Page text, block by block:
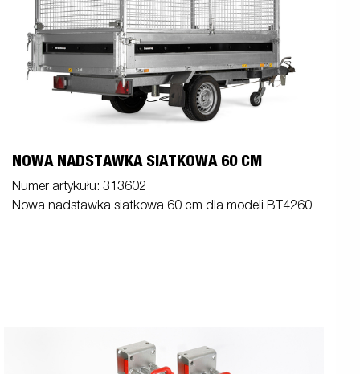
NOWA NADSTAWKA SIATKOWA 60 CM
Numer artykułu: 313602
Nowa nadstawka siatkowa 60 cm dla modeli BT4260